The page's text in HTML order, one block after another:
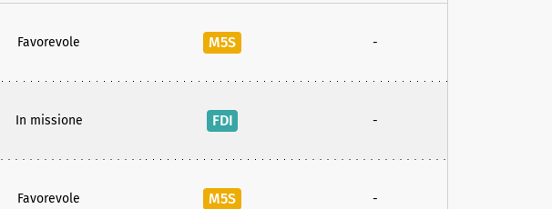
Favorevole M5S -
In missione FDI -
Favorevole M5S -